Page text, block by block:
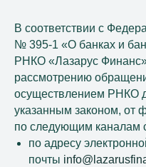
В соответствии с
№ 395-1 «О банках и
РНКО «Лазарус
рассмотрению
осуществлением РНКО
указанным законом, от
по следующим каналам
по адресу
почты